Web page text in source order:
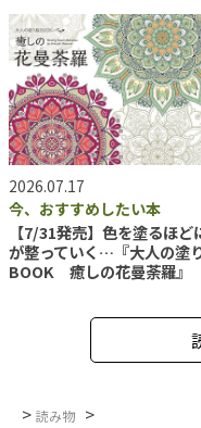
2026.07.17
今、おすすめしたい本
【7/31発売】色を塗るほど
が整っていく…『大人の塗
BOOK 癒しの花曼荼羅』
> 読み物 >